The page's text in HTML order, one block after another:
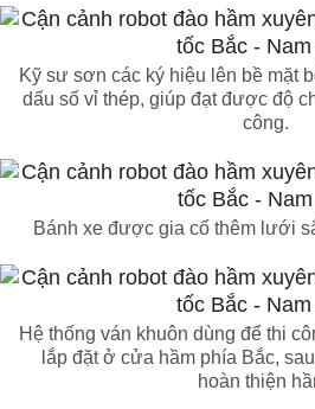
Kỹ sư sơn các ký hiệu lên bề mặt
dấu số vỉ thép, giúp đạt được độ
công.
Bánh xe được gia cố thêm lưới
Hệ thống ván khuôn dùng để thi
lắp đặt ở cửa hầm phía Bắc,
hoàn thiện